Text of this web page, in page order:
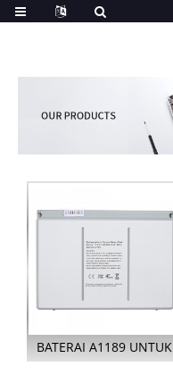
BATERAI A1189 UNTUK